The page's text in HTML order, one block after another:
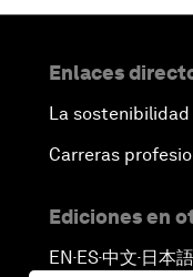
Enlaces
La sostenibilidad
Carreras
Ediciones en
EN ▪ ES▪中文▪ 日本語